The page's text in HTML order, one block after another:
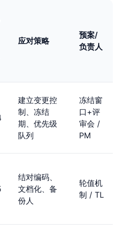
应对策略
预案/
负责人
建立变更控
制、冻结
期、优先级
队列
冻结窗
口+评
审会 /
PM
结对编码、
文档化、备
份人
轮值机
制 / TL